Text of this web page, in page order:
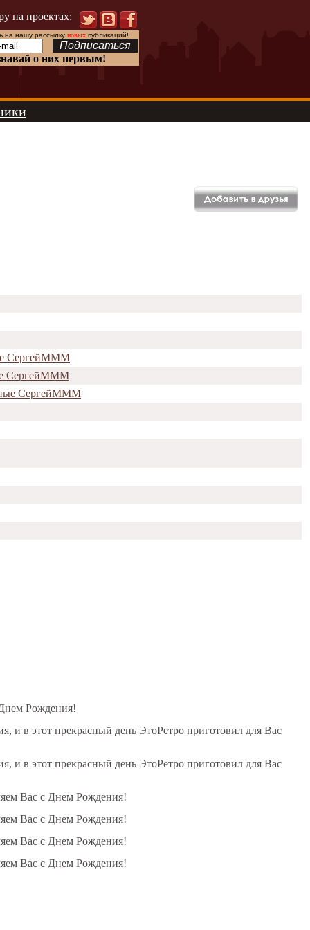
на проектах:
на нашу рассылку новыхпубликаций!
о них первым!
СергейМММ
СергейМММ
СергейМММ
Рождения!
в этот прекрасный день ЭтоРетро приготовил для Вас
в этот прекрасный день ЭтоРетро приготовил для Вас
Вас с Днем Рождения!
Вас с Днем Рождения!
Вас с Днем Рождения!
Вас с Днем Рождения!